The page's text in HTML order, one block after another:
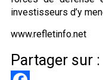
investisseurs d’y
www.refletinfo.net
Partager sur :